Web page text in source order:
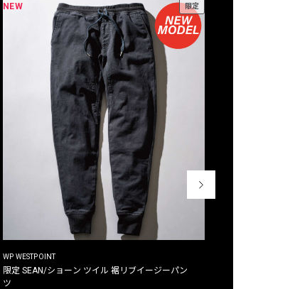
NEW 限定
WP WESTPOINT
限定 SEAN/ショーン ツイル 裾リブイージーパン
ツ